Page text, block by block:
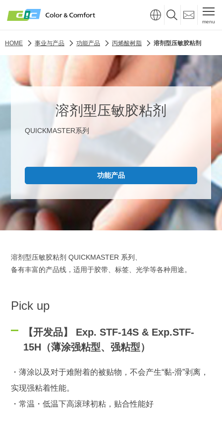
menu
HOME 事业与产品 功能产品 丙烯酸树脂 溶剂型压敏胶粘剂
溶剂型压敏胶粘剂
QUICKMASTER系列
功能产品
溶剂型压敏胶粘剂 QUICKMASTER 系列、
备有丰富的产品线，适用于胶带、标签、光学等各种用途。
Pick up
【开发品】 Exp. STF-14S & Exp.STF-
15H（薄涂强粘型、强粘型）
・薄涂以及对于难附着的被贴物，不会产生“黏-滑”剥离，
实现强粘着性能。
・常温・低温下高滚球初粘，贴合性能好